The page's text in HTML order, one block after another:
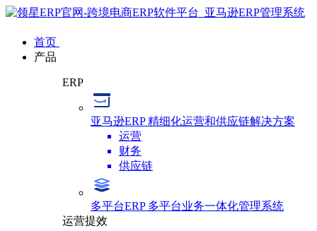
首页
产品
ERP
亚马逊ERP精细化运营和供应链解决方案
运营
财务
供应链
多平台ERP 多平台业务一体化管理系统
运营提效